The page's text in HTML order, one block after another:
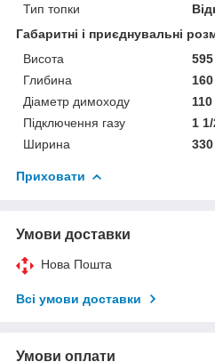
Тип топки
Габаритні і приєднувальні
Висота
Глибина
Діаметр димоходу
Підключення газу
1
Ширина
Приховати
Умови доставки
Нова Пошта
Всі умови доставки
Умови оплати